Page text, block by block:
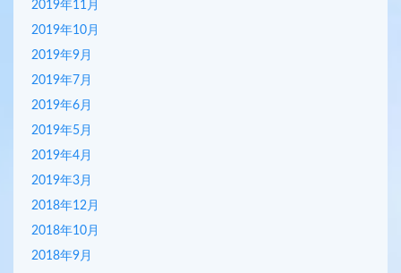
2019年11月
2019年10月
2019年9月
2019年7月
2019年6月
2019年5月
2019年4月
2019年3月
2018年12月
2018年10月
2018年9月